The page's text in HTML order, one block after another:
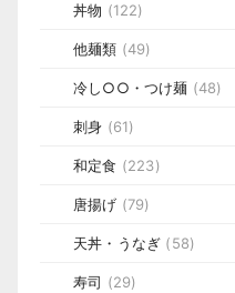
丼物 (122)
他麺類 (49)
冷し○○・つけ麺 (48)
刺身 (61)
和定食 (223)
唐揚げ (79)
天丼・うなぎ (58)
寿司 (29)